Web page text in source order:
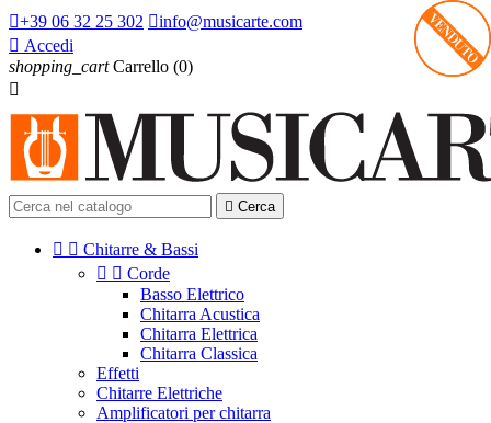
+39 06 32 25 302 info@musicarte.com
 Accedi
shopping_cart Carrello (0)

 Cerca
  Chitarre & Bassi
  Corde
Basso Elettrico
Chitarra Acustica
Chitarra Elettrica
Chitarra Classica
Effetti
Chitarre Elettriche
Amplificatori per chitarra